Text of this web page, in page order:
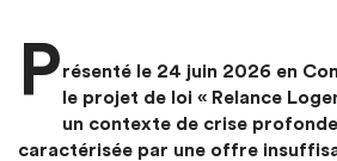
Présenté le 24 juin 2026 en
le projet de loi « Relance
un contexte de crise
caractérisée par une offre